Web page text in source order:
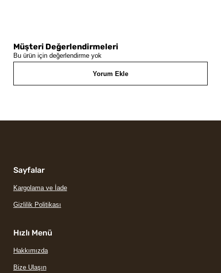
Müşteri Değerlendirmeleri
Bu ürün için değerlendirme yok
Yorum Ekle
Sayfalar
Kargolama ve İade
Gizlilik Politikası
Hızlı Menü
Hakkımızda
Bize Ulaşın